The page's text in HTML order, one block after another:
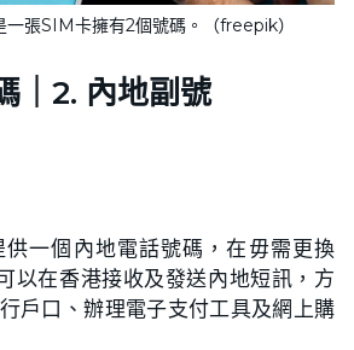
一張SIM卡擁有2個號碼。（freepik）
｜2. 內地副號
供一個內地電話號碼，在毋需更換
以在香港接收及發送內地短訊，方
戶口、辦理電子支付工具及網上購